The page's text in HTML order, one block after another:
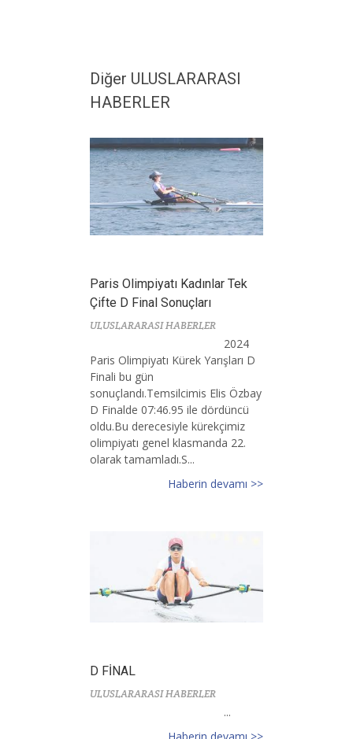
Diğer ULUSLARARASI
HABERLER
Paris Olimpiyatı Kadınlar Tek
Çifte D Final Sonuçları
ULUSLARARASI HABERLER
2024
Paris Olimpiyatı Kürek Yarışları D
Finali bu gün
sonuçlandı.Temsilcimis Elis Özbay
D Finalde 07:46.95 ile dördüncü
oldu.Bu derecesiyle kürekçimiz
olimpiyatı genel klasmanda 22.
olarak tamamladı.S...
Haberin devamı >>
D FİNAL
ULUSLARARASI HABERLER
...
Haberin devamı >>